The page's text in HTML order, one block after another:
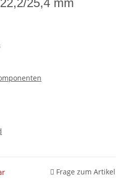
25,4 mm
Frage zum Artikel